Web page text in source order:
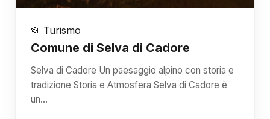
📂 Turismo
Comune di Selva di Cadore
Selva di Cadore Un paesaggio alpino con storia e
tradizione Storia e Atmosfera Selva di Cadore è
un…